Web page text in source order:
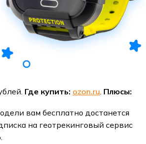
Где купить: ozon.ru. Плюсы:
вам бесплатно достанется
на геотрекинговый сервис